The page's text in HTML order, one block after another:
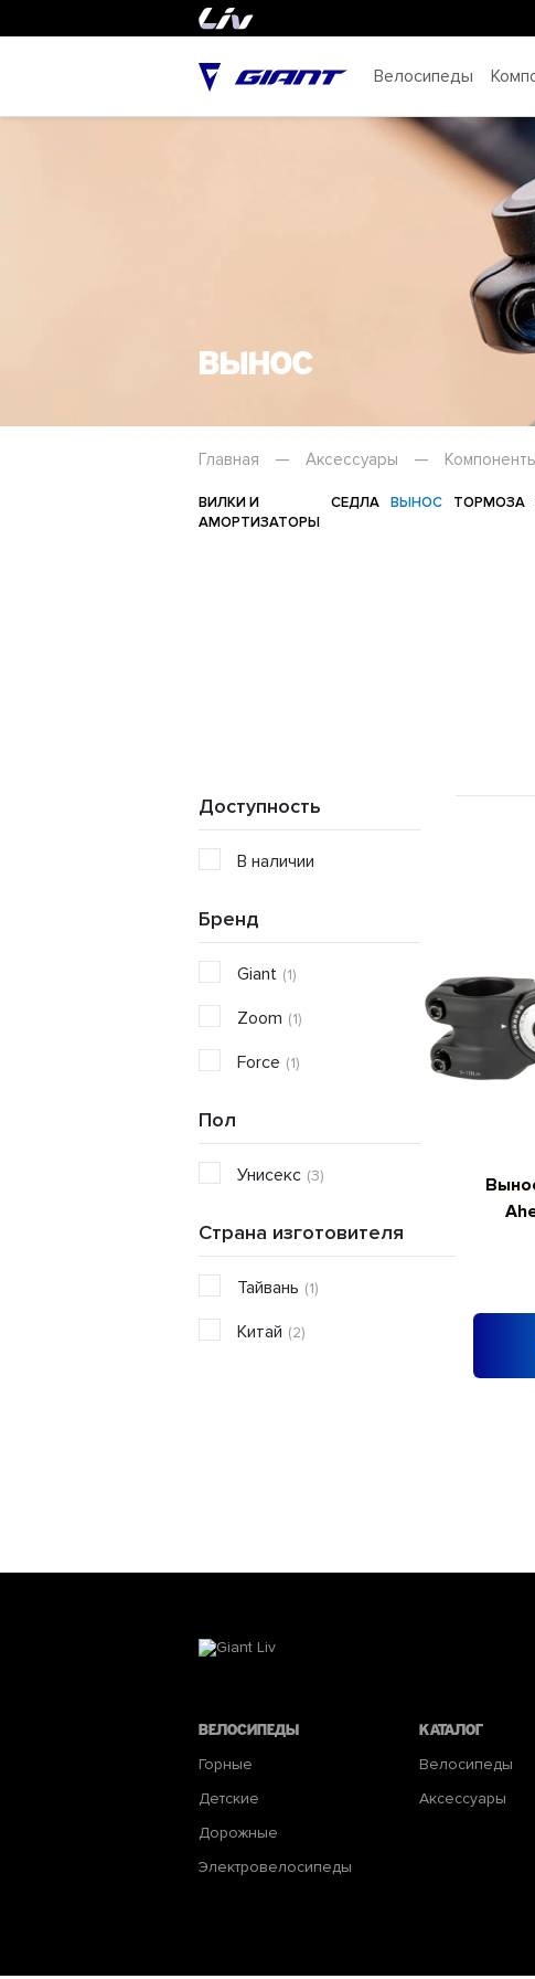
Велосипеды
Вынос
Главная — Аксессуары —
ВИЛКИ И
АМОРТИЗАТОРЫ
СЕДЛА ВЫНОС ТОРМОЗА
Доступность
В наличии
Бренд
Giant (1)
Zoom (1)
Force (1)
Пол
Унисекс (3)
Страна изготовителя
Тайвань (1)
Китай (2)
Велосипеды
Горные
Детские
Дорожные
Электровелосипеды
Каталог
Велосипеды
Аксессуары